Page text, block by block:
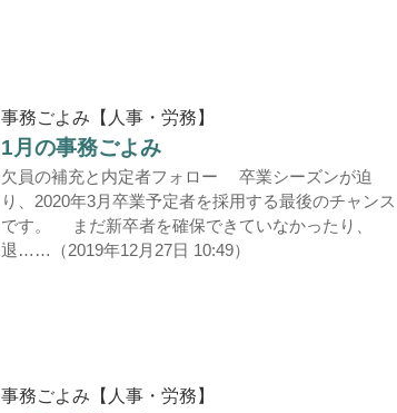
事務ごよみ【人事・労務】
1月の事務ごよみ
欠員の補充と内定者フォロー 卒業シーズンが迫
り、2020年3月卒業予定者を採用する最後のチャンス
です。 まだ新卒者を確保できていなかったり、
退……（2019年12月27日 10:49）
事務ごよみ【人事・労務】